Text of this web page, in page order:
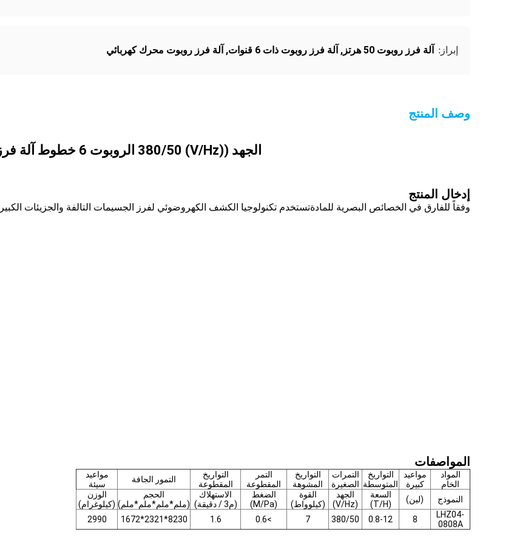
إبراز: آلة فرز روبوت 50 هرتز , آلة فرز روبوت ذات 6 قنوات , آلة فرز روبوت محرك كهربائي
وصف المنتج
الجهد ((V/Hz) 380/50 الروبوت 6 خطوط آلة فرز التواريخ
إدخال المنتج
وفقاً للفارق في الخصائص البصرية للمادةتستخدم تكنولوجيا الكشف الكهروضوئي لفرز الجسيمات التالفة والجزيئات الكبيرة
المواصفات
المواد
الخام
مواعيد
كبيرة
التواريخ
المتوسطة
التمرات
الصغيرة
التواريخ
المشوهة
التمر
المقطوعة
التواريخ
المقطوعة
التمور الجافة
مواعيد
سيئة
النموذج
(لين)
السعة
(T/H)
الجهد
(V/Hz)
القوة
(كيلوواط)
الضغط
(M/Pa)
الاستهلاك
(م3 / دقيقة)
الحجم
(ملم*ملم*ملم*ملم)
الوزن
(كيلوغرام)
LHZ04-
0808A
8
0.8-12
380/50
7
>0.6
1.6
8230*2321*1672
2990